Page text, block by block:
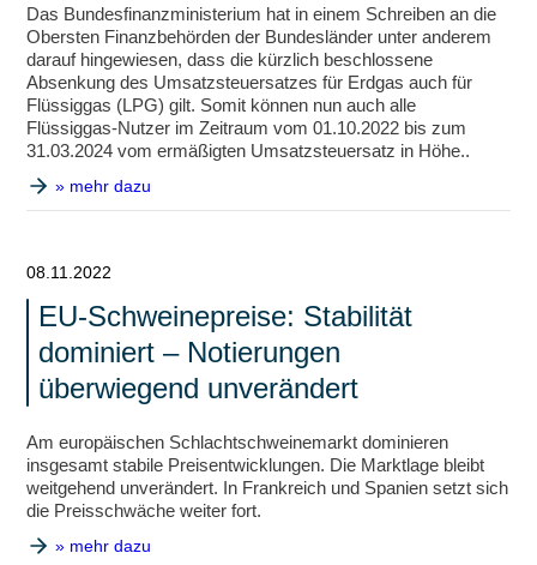
Das Bundesfinanzministerium hat in einem Schreiben an die
Obersten Finanzbehörden der Bundesländer unter anderem
darauf hingewiesen, dass die kürzlich beschlossene
Absenkung des Umsatzsteuersatzes für Erdgas auch für
Flüssiggas (LPG) gilt. Somit können nun auch alle
Flüssiggas-Nutzer im Zeitraum vom 01.10.2022 bis zum
31.03.2024 vom ermäßigten Umsatzsteuersatz in Höhe..
» mehr dazu
08.11.2022
EU-Schweinepreise: Stabilität
dominiert – Notierungen
überwiegend unverändert
Am europäischen Schlachtschweinemarkt dominieren
insgesamt stabile Preisentwicklungen. Die Marktlage bleibt
weitgehend unverändert. In Frankreich und Spanien setzt sich
die Preisschwäche weiter fort.
» mehr dazu